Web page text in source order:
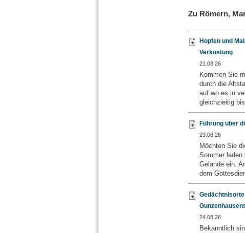
Zu Römern,
Hopfen und
Verkostung
21.08.26
Kommen Sie
durch die
auf wo es in
gleichzieitig
Führung über
23.08.26
Möchten Sie
Sommer laden
Gelände ein.
dem
24.08.26
Bekanntlich